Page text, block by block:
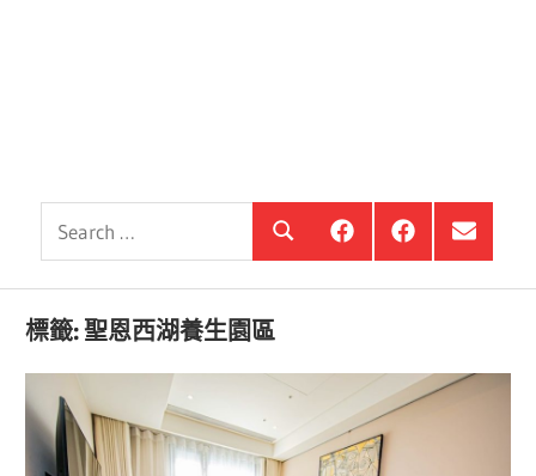
Search
銀
髮
住
宅
投
資
銀
髮,
海
選
單
項
目
標籤:聖恩西湖養生園區